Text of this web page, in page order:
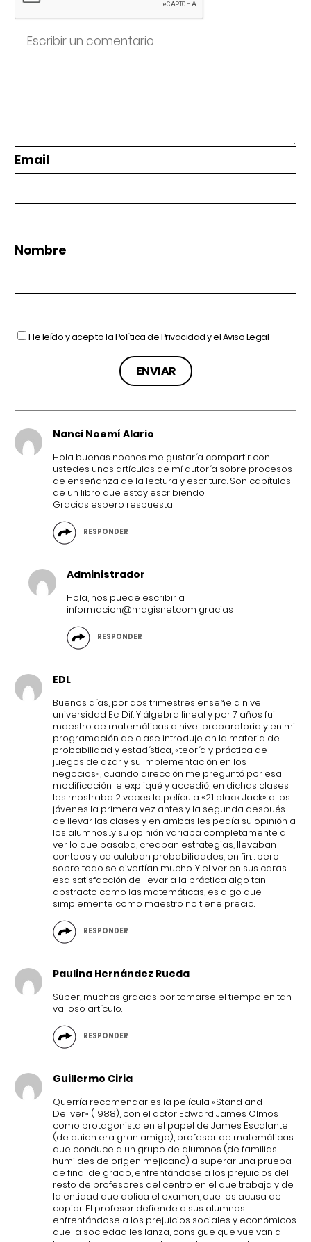
Email
Nombre
He leído y acepto laPolítica de Privacidady elAviso Legal
Nanci Noemí Alario
Hola buenas noches me gustaría compartir con
ustedes unos artículos de mí autoría sobre procesos
de enseñanza de la lectura y escritura. Son capítulos
de un libro que estoy escribiendo.
Gracias espero respuesta
RESPONDER
Administrador
Hola, nos puede escribir a
informacion@magisnet.com gracias
RESPONDER
EDL
Buenos días, por dos trimestres enseñe a nivel
universidad Ec. Dif. Y álgebra lineal y por 7 años fui
maestro de matemáticas a nivel preparatoria y en mi
programación de clase introduje en la materia de
probabilidad y estadística, «teoría y práctica de
juegos de azar y su implementación en los
negocios», cuando dirección me preguntó por esa
modificación le expliqué y accedió, en dichas clases
les mostraba 2 veces la película «21 black Jack» a los
jóvenes la primera vez antes y la segunda después
de llevar las clases y en ambas les pedía su opinión a
los alumnos…y su opinión variaba completamente al
ver lo que pasaba, creaban estrategias, llevaban
conteos y calculaban probabilidades, en fin… pero
sobre todo se divertían mucho. Y el ver en sus caras
esa satisfacción de llevar a la práctica algo tan
abstracto como las matemáticas, es algo que
simplemente como maestro no tiene precio.
RESPONDER
Paulina Hernández Rueda
Súper, muchas gracias por tomarse el tiempo en tan
valioso artículo.
RESPONDER
Guillermo Ciria
Querría recomendarles la película «Stand and
Deliver» (1988), con el actor Edward James Olmos
como protagonista en el papel de James Escalante
(de quien era gran amigo), profesor de matemáticas
que conduce a un grupo de alumnos (de familias
humildes de origen mejicano) a superar una prueba
de final de grado, enfrentándose a los prejuicios del
resto de profesores del centro en el que trabaja y de
la entidad que aplica el examen, que los acusa de
copiar. El profesor defiende a sus alumnos
enfrentándose a los prejuicios sociales y económicos
que la sociedad les lanza, consigue que vuelvan a